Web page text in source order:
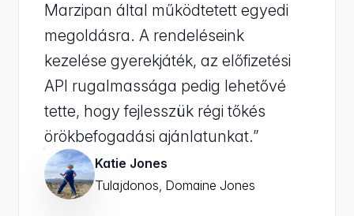
Marzipan által működtetett egyedi
megoldásra. A rendeléseink
kezelése gyerekjáték, az előfizetési
API rugalmassága pedig lehetővé
tette, hogy fejlesszük régi tőkés
örökbefogadási ajánlatunkat.”
Katie Jones
Tulajdonos, Domaine Jones